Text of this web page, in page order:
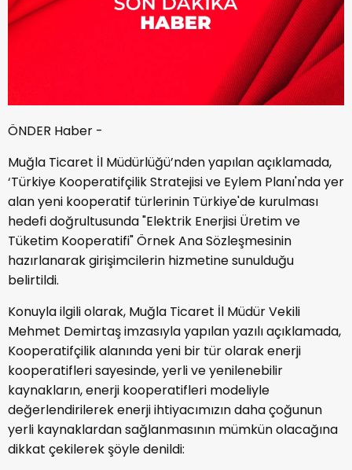
ÖNDER Haber -
Muğla Ticaret İl Müdürlüğü’nden yapılan açıklamada,
‘Türkiye Kooperatifçilik Stratejisi ve Eylem Planı'nda yer
alan yeni kooperatif türlerinin Türkiye'de kurulması
hedefi doğrultusunda "Elektrik Enerjisi Üretim ve
Tüketim Kooperatifi" Örnek Ana Sözleşmesinin
hazırlanarak girişimcilerin hizmetine sunulduğu
belirtildi.
Konuyla ilgili olarak, Muğla Ticaret İl Müdür Vekili
Mehmet Demirtaş imzasıyla yapılan yazılı açıklamada,
Kooperatifçilik alanında yeni bir tür olarak enerji
kooperatifleri sayesinde, yerli ve yenilenebilir
kaynakların, enerji kooperatifleri modeliyle
değerlendirilerek enerji ihtiyacımızın daha çoğunun
yerli kaynaklardan sağlanmasının mümkün olacağına
dikkat çekilerek şöyle denildi: